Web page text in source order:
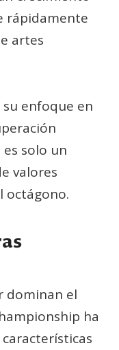
rápidamente
artes
enfoque en
solo un
valores
octágono.
dominan el
ha